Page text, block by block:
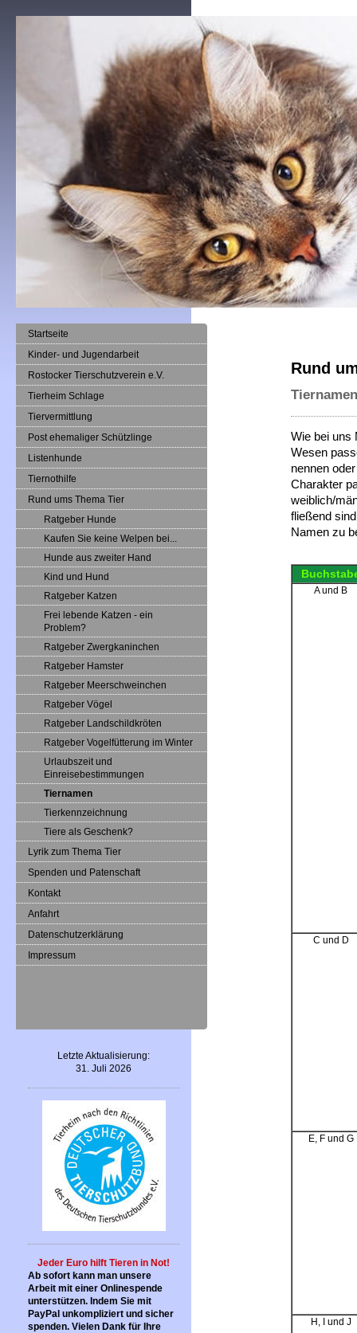
Rund
Tiernamen
Wie bei uns
Wesen
nennen
Charakter
weiblich/
fließend
Namen zu
A und B
C und D
E, F und G
H, I und J
Startseite
Kinder- und Jugendarbeit
Rostocker Tierschutzverein e.V.
Tierheim Schlage
Tiervermittlung
Post ehemaliger Schützlinge
Listenhunde
Tiernothilfe
Rund ums Thema Tier
Ratgeber Hunde
Kaufen Sie keine Welpen bei...
Hunde aus zweiter Hand
Kind und Hund
Ratgeber Katzen
Frei lebende Katzen - ein
Problem?
Ratgeber Zwergkaninchen
Ratgeber Hamster
Ratgeber Meerschweinchen
Ratgeber Vögel
Ratgeber Landschildkröten
Ratgeber Vogelfütterung im Winter
Urlaubszeit und
Einreisebestimmungen
Tiernamen
Tierkennzeichnung
Tiere als Geschenk?
Lyrik zum Thema Tier
Spenden und Patenschaft
Kontakt
Anfahrt
Datenschutzerklärung
Impressum
Letzte Aktualisierung:
31. Juli 2026
Jeder Euro hilft Tieren in Not!
Ab sofort kann man unsere
Arbeit mit einer Onlinespende
unterstützen. Indem Sie mit
PayPal unkompliziert und sicher
spenden. Vielen Dank für Ihre